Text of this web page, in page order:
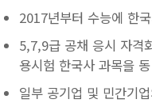
2017년부터 수능에 한
5,7,9급 공채 응시 자격
용시험 한국사 과목을
일부 공기업 및 민간기